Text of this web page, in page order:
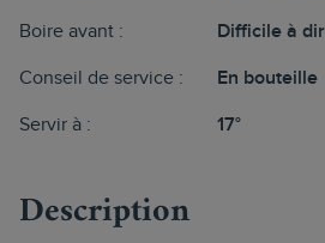
Boire avant : Difficile à
Conseil de service : En bouteille
Servir à : 17°
Description